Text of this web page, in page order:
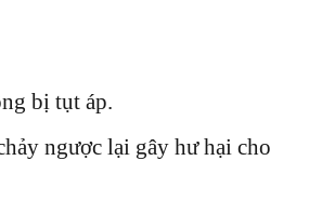
bị tụt áp.
ngược lại gây hư hại cho